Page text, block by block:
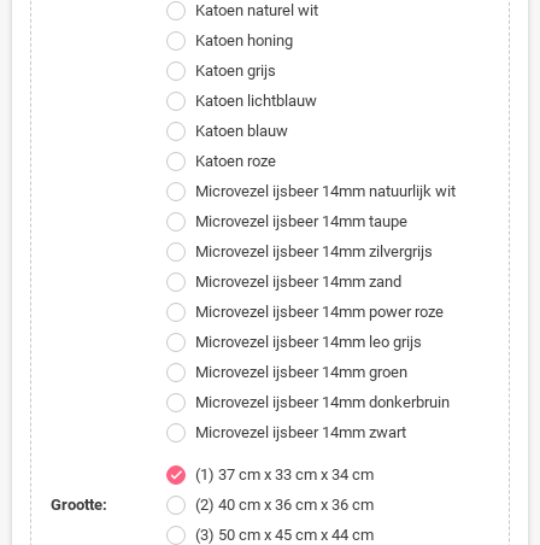
Katoen naturel wit
Katoen honing
Katoen grijs
Katoen lichtblauw
Katoen blauw
Katoen roze
Microvezel ijsbeer 14mm natuurlijk wit
Microvezel ijsbeer 14mm taupe
Microvezel ijsbeer 14mm zilvergrijs
Microvezel ijsbeer 14mm zand
Microvezel ijsbeer 14mm power roze
Microvezel ijsbeer 14mm leo grijs
Microvezel ijsbeer 14mm groen
Microvezel ijsbeer 14mm donkerbruin
Microvezel ijsbeer 14mm zwart
Grootte:
check
(1) 37 cm x 33 cm x 34 cm
(2) 40 cm x 36 cm x 36 cm
(3) 50 cm x 45 cm x 44 cm